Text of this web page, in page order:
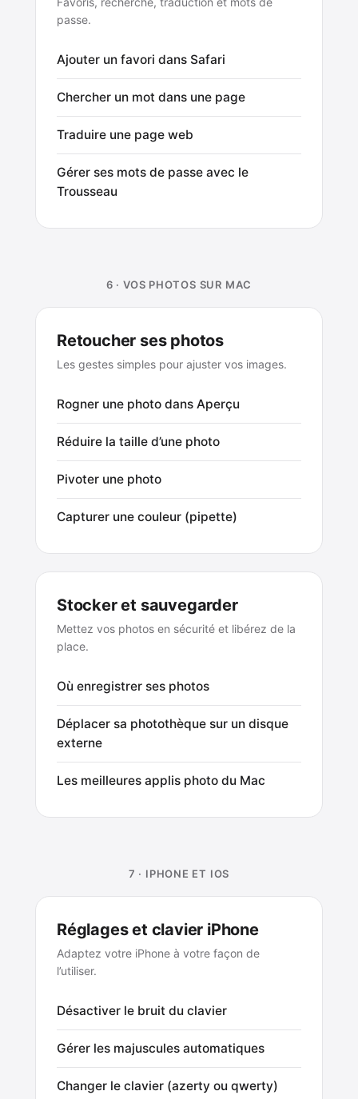
passe.
Ajouter un favori dans Safari
Chercher un mot dans une page
Traduire une page web
Gérer ses mots de passe avec le
Trousseau
6 · VOS PHOTOS SUR MAC
Retoucher ses photos
Les gestes simples pour ajuster vos images.
Rogner une photo dans Aperçu
Réduire la taille d’une photo
Pivoter une photo
Capturer une couleur (pipette)
Stocker et sauvegarder
Mettez vos photos en sécurité et libérez de la
place.
Où enregistrer ses photos
Déplacer sa photothèque sur un disque
externe
Les meilleures applis photo du Mac
7 · IPHONE ET IOS
Réglages et clavier iPhone
Adaptez votre iPhone à votre façon de
l’utiliser.
Désactiver le bruit du clavier
Gérer les majuscules automatiques
Changer le clavier (azerty ou qwerty)